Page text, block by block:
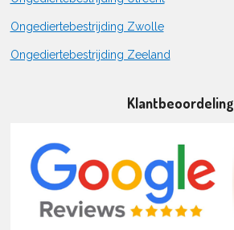
Ongediertebestrijding Zwolle
Ongediertebestrijding Zeeland
Klantbeoordeling